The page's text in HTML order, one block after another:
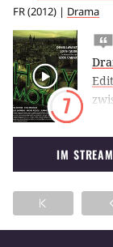
FR(2012) | Drama
7
IM STREAM